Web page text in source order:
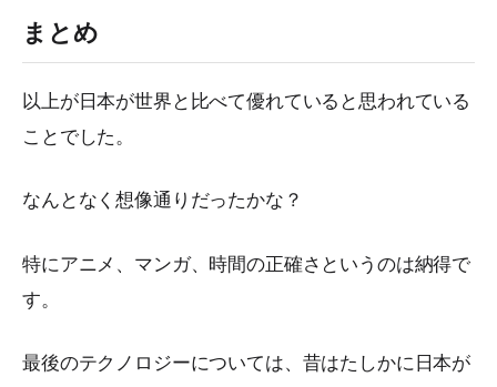
まとめ
以上が日本が世界と比べて優れていると思われている
ことでした。
なんとなく想像通りだったかな？
特にアニメ、マンガ、時間の正確さというのは納得で
す。
最後のテクノロジーについては、昔はたしかに日本が